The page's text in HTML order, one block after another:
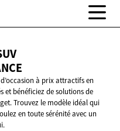
à prix attractifs en
et bénéficiez de solutions de
Trouvez le modèle idéal qui
en toute sérénité avec un